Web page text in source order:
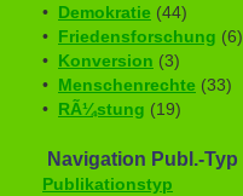
• Demokratie (44)
• Friedensforschung (6)
• Konversion (3)
• Menschenrechte (33)
• RÃ¼stung (19)
Navigation Publ.-Typ
Publikationstyp